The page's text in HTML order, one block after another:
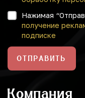
Нажимая
получение
подписке
ОТПРАВИТЬ
Компания